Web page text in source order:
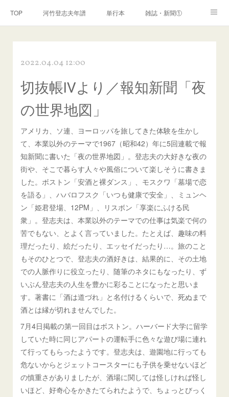
TOP 河竹登志夫年譜 単行本 雑誌・新聞①
河竹繁俊 年譜 河竹黙阿弥 年譜
2022.04.04 12:00
切抜帳Ⅳより／報知新聞「夜
の世界地図」
アメリカ、ソ連、ヨーロッパを旅してきた体験を生かし
て、本業以外のテーマで1967（昭和42）年に5回連載で報
知新聞に書いた「夜の世界地図」。登志夫の大好きな夜の
街や、そこで暮らす人々や風俗について楽しそうに書きま
した。ボストン「安酒と裸ダンス」、モスクワ「墓場で恋
を語る」、ハバロフスク「いつも健康で安全」、ミュンヘ
ン「姫君登場、12PM」、リスボン「享楽にふける民
衆」。登志夫は、本業以外のテーマでの仕事は気楽で何の
苦でもない、とよく言っていました。たとえば、趣味の料
理だったり、絵だったり、エッセイだったり…。旅のこと
もそのひとつで、登志夫の酒好きは、結果的に、その土地
での人脈作りに役立ったり、随筆のネタにもなったり、ず
いぶん登志夫の人生を豊かに彩ることになったと思いま
す。著書に「酒は道づれ」と名付けるくらいで、死ぬまで
酒とは縁が切れませんでした。
7月4日掲載の第一回目はボストン。ハーバード大学に留学
していた時に同じアパートの運転手に色々な遊び場に連れ
て行ってもらったようです。登志夫は、遊園地に行っても
危ないからとジェットコースターにも子供を乗せないほど
の慎重さがありましたが、酒場に関しては怪しければ怪し
いほど、好奇心をかきたてられたようで、ちょっとびっく